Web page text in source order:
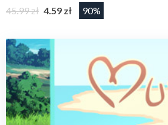
45.99 zł 4.59 zł 90%